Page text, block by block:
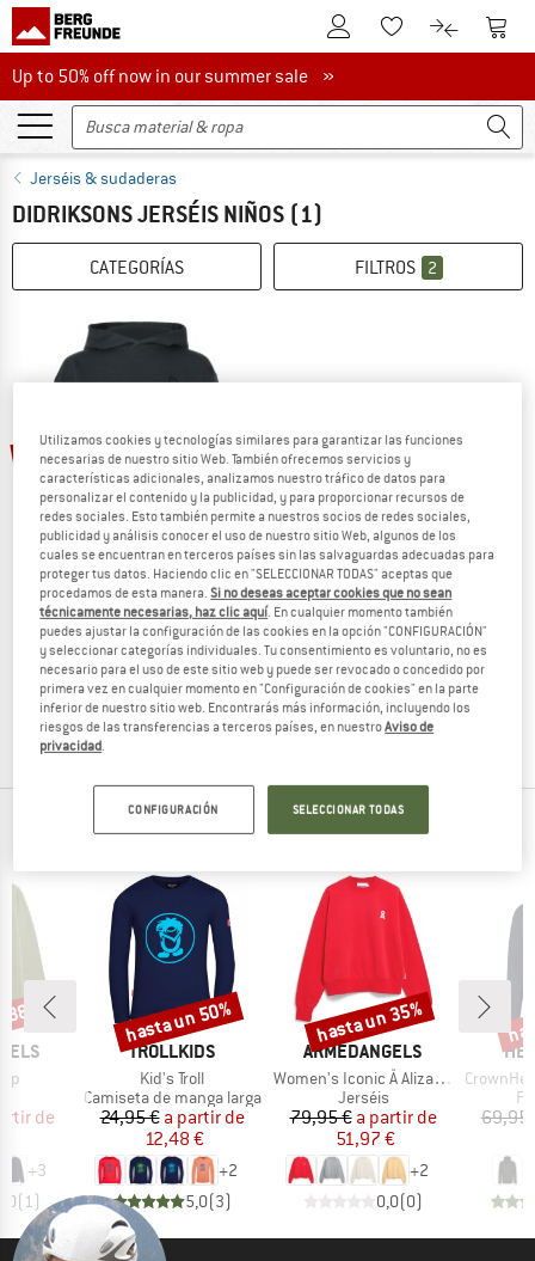
A la cuenta de cliente
A la lista de
A la A la
Up to 50% off now in our summer sale
Up to 50% off now in our summer sale »
Jerséis & sudaderas
DIDRIKSONS JERSÉIS NIÑOS (1)
CATEGORÍAS FILTROS 2
60%
DIDRIKSONS
Kid's Ven Hoodie
Sudadera
54,95 €21,98 €
4,0(1)
NUESTROS BESTSELLERS PARA TI
reducido
de
+3
(1)
MARCA
TROLLKIDS
Artículo
Kid's Troll
Product group
Camiseta de manga larga
Precio
24,95 € Precio reducido
a partir de
12,48 €
+2
5,0(3)
Descuento
hasta un 50%
MARCA
ARMEDANGELS
Artículo
Women's Iconic Å Alizaa Sweat
Product group
Jerséis
Precio
79,95 € Precio reducido
a partir de
51,97 €
+2
0,0(0)
Descuento
hasta un 35%
Artículo
CrownHe.
69,95
Utilizamos cookies y tecnologías similares para garantizar las funciones
necesarias de nuestro sitio Web. También ofrecemos servicios y
características adicionales, analizamos nuestro tráfico de datos para
personalizar el contenido y la publicidad, y para proporcionar recursos de
redes sociales. Esto también permite a nuestros socios de redes sociales,
publicidad y análisis conocer el uso de nuestro sitio Web, algunos de los
cuales se encuentran en terceros países sin las salvaguardas adecuadas para
proteger tus datos. Haciendo clic en "SELECCIONAR TODAS" aceptas que
procedamos de esta manera.Si no deseas aceptar cookies que no sean
técnicamente necesarias, haz clic aquí. En cualquier momento también
puedes ajustar la configuración de las cookies en la opción "CONFIGURACIÓN"
y seleccionar categorías individuales. Tu consentimiento es voluntario, no es
necesario para el uso de este sitio web y puede ser revocado o concedido por
primera vez en cualquier momento en "Configuración de cookies" en la parte
inferior de nuestro sitio web. Encontrarás más información, incluyendo los
riesgos de las transferencias a terceros países, en nuestroAviso de
privacidad.
CONFIGURACIÓN SELECCIONAR TODAS